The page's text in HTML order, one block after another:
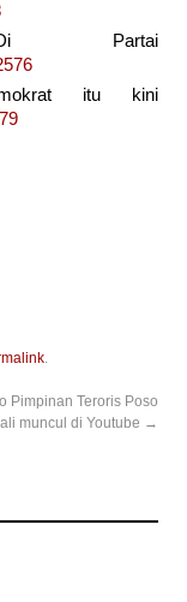
Partai
itu kini
.
Pimpinan Teroris Poso
muncul di Youtube →